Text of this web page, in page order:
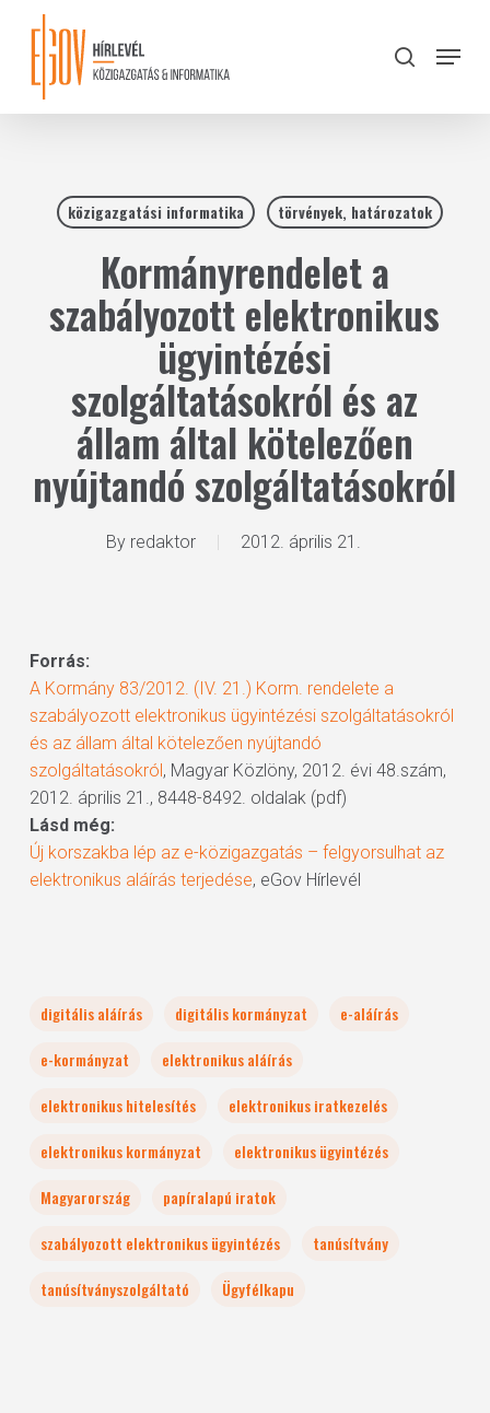
content
search
Menu
közigazgatási informatika törvények, határozatok
Kormányrendelet a
szabályozott elektronikus
ügyintézési
szolgáltatásokról és az
állam által kötelezően
nyújtandó szolgáltatásokról
By redaktor 2012. április 21.
Forrás:
A Kormány 83/2012. (IV. 21.) Korm. rendelete a
szabályozott elektronikus ügyintézési szolgáltatásokról
és az állam által kötelezően nyújtandó
szolgáltatásokról, Magyar Közlöny, 2012. évi 48.szám,
2012. április 21., 8448-8492. oldalak (pdf)
Lásd még:
Új korszakba lép az e-közigazgatás – felgyorsulhat az
elektronikus aláírás terjedése, eGov Hírlevél
digitális aláírás digitális kormányzat
e-aláírás
e-kormányzat
elektronikus aláírás
elektronikus hitelesítés
elektronikus iratkezelés
elektronikus kormányzat
elektronikus ügyintézés
Magyarország
papíralapú iratok
szabályozott elektronikus ügyintézés
tanúsítvány
tanúsítványszolgáltató
Ügyfélkapu
Close